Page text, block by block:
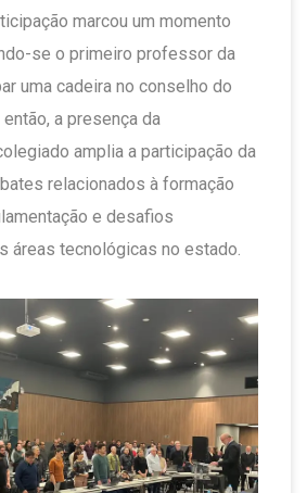
marcou um momento
se o primeiro professor da
uma cadeira no conselho do
a presença da
amplia a participação da
relacionados à formação
e desafios
áreas tecnológicas no estado.